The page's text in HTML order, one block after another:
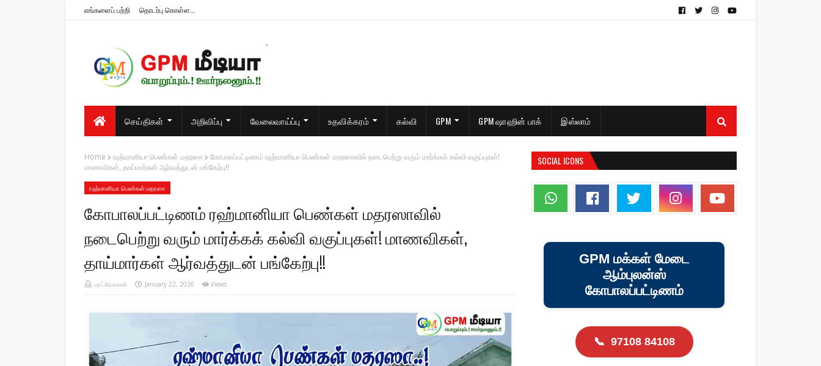
எங்களைப் பற்றி தொடர்பு கொள்ள...
செய்திகள்
அறிவிப்பு வேலைவாய்ப்பு உதவிக்கரம் கல்வி GPM GPM ஷாஹின் பாக் இஸ்லாம்
Home ரஹ்மானியா பெண்கள் மதரஸா
கோபாலப்பட்டிணம் ரஹ்மானியா பெண்கள் மதரஸாவில் நடைபெற்று வரும் மார்க்கக் கல்வி வகுப்புகள்!
மாணவிகள், தாய்மார்கள் ஆர்வத்துடன் பங்கேற்பு!!
ரஹ்மானியா பெண்கள் மதரஸா
கோபாலப்பட்டிணம் ரஹ்மானியா பெண்கள் மதரஸாவில்
நடைபெற்று வரும் மார்க்கக் கல்வி வகுப்புகள்! மாணவிகள்,
தாய்மார்கள் ஆர்வத்துடன் பங்கேற்பு!!
புரட்சியாளன் January 22, 2026 Views
SOCIAL ICONS
GPM மக்கள் மேடை
ஆம்புலன்ஸ்
கோபாலப்பட்டிணம்
📞 97108 84108